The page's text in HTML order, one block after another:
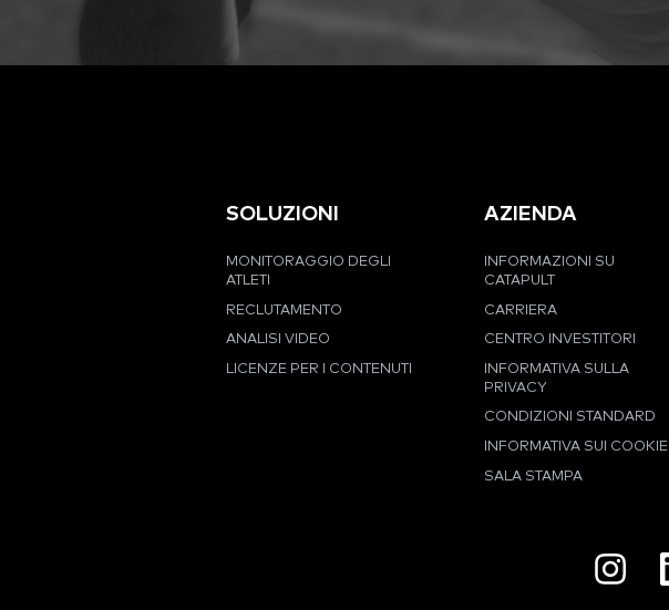
SOLUZIONI
MONITORAGGIO DEGLI
ATLETI
RECLUTAMENTO
ANALISI VIDEO
LICENZE PER I CONTENUTI
AZIENDA
INFORMAZIONI SU
CATAPULT
CARRIERA
CENTRO INVESTITORI
INFORMATIVA SULLA
PRIVACY
CONDIZIONI STANDARD
INFORMATIVA SUI COOKIE
SALA STAMPA